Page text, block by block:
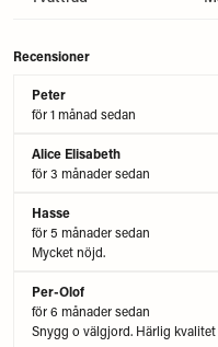
Recensioner
Peter
för 1 månad sedan
Alice Elisabeth
för 3 månader sedan
Hasse
för 5 månader sedan
Mycket nöjd.
Per-Olof
för 6 månader sedan
Snygg o välgjord. Härlig kvalitet